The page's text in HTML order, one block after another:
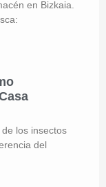
en Bizkaia.
los insectos
del